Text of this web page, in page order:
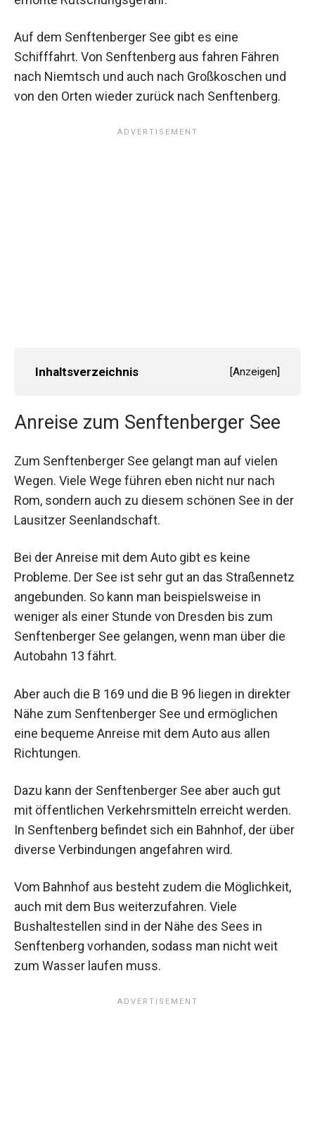
Auf dem Senftenberger See gibt es eine
Schifffahrt. Von Senftenberg aus fahren Fähren
nach Niemtsch und auch nach Großkoschen und
von den Orten wieder zurück nach Senftenberg.
Inhaltsverzeichnis [Anzeigen]
Anreise zum Senftenberger See
Zum Senftenberger See gelangt man auf vielen
Wegen. Viele Wege führen eben nicht nur nach
Rom, sondern auch zu diesem schönen See in der
Lausitzer Seenlandschaft.
Bei der Anreise mit dem Auto gibt es keine
Probleme. Der See ist sehr gut an das Straßennetz
angebunden. So kann man beispielsweise in
weniger als einer Stunde von Dresden bis zum
Senftenberger See gelangen, wenn man über die
Autobahn 13 fährt.
Aber auch die B 169 und die B 96 liegen in direkter
Nähe zum Senftenberger See und ermöglichen
eine bequeme Anreise mit dem Auto aus allen
Richtungen.
Dazu kann der Senftenberger See aber auch gut
mit öffentlichen Verkehrsmitteln erreicht werden.
In Senftenberg befindet sich ein Bahnhof, der über
diverse Verbindungen angefahren wird.
Vom Bahnhof aus besteht zudem die Möglichkeit,
auch mit dem Bus weiterzufahren. Viele
Bushaltestellen sind in der Nähe des Sees in
Senftenberg vorhanden, sodass man nicht weit
zum Wasser laufen muss.